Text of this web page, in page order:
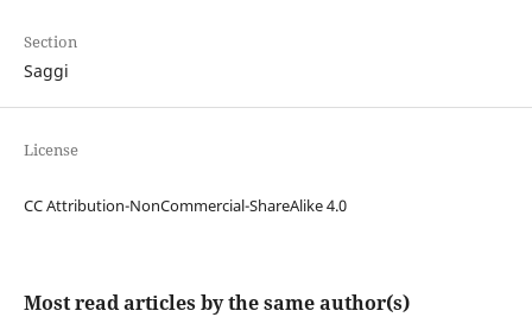
Section
Saggi
License
CC Attribution-NonCommercial-ShareAlike 4.0
Most read articles by the same author(s)